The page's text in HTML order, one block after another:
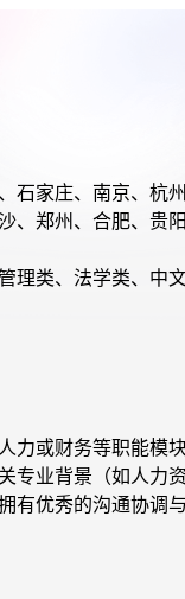
石家庄、南京、杭
、郑州、合肥、贵
理类、法学类、中
力或财务等职能模
专业背景（如人力
有优秀的沟通协调